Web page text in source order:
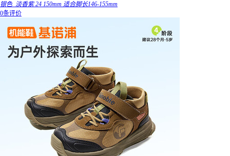
银色_淡香紫 24 150mm 适合脚长146-155mm
0条评价